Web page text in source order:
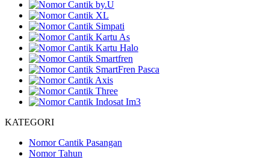
KATEGORI
Nomor Cantik Pasangan
Nomor Tahun